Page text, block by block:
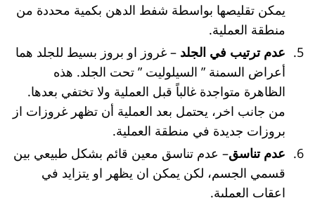
يمكن تقليصها بواسطة شفط الدهن بكمية محددة من
منطقة العملية.
عدم ترتيب في الجلد – غروز او بروز بسيط للجلد هما
أعراض السمنة ” السيلوليت ” تحت الجلد. هذه
الظاهرة متواجدة غالباً قبل العملية ولا تختفي بعدها.
من جانب اخر، يحتمل بعد العملية أن تظهر غروزات از
بروزات جديدة في منطقة العملية.
عدم تناسق– عدم تناسق معين قائم بشكل طبيعي بين
قسمي الجسم، لكن يمكن ان يظهر او يتزايد في
اعقاب العملية.